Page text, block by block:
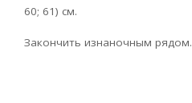
60; 61) см.
Закончить изнаночным рядом.